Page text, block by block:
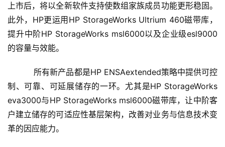
上市后，将以全新软件支持使数组家族成员功能更形稳固。
此外，HP更运用HP StorageWorks Ultrium 460磁带库，
提升中阶HP StorageWorks msl6000以及企业级esl9000
的容量与效能。
所有新产品都是HP ENSAextended策略中提供可控
制、可靠、可延展储存的一环。尤其是HP StorageWorks
eva3000与HP StorageWorks msl6000磁带库，让中阶客
户建立储存的可适应性基层架构，改善对业务与信息技术变
革的因应能力。